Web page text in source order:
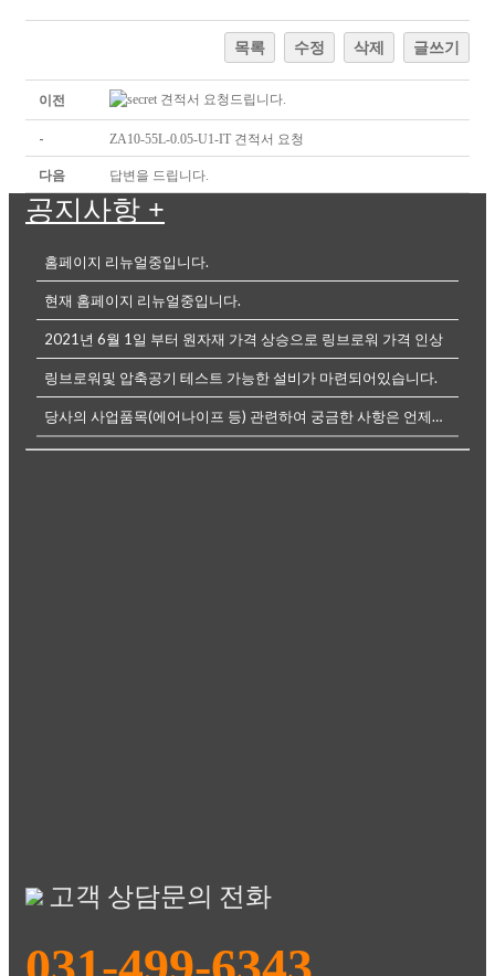
목록 수정 삭제 글쓰기
이전 견적서 요청드립니다.
- ZA10-55L-0.05-U1-IT 견적서 요청
다음 답변을 드립니다.
공지사항 +
홈페이지 리뉴얼중입니다.
현재 홈페이지 리뉴얼중입니다.
2021년 6월 1일 부터 원자재 가격 상승으로 링브로워 가격 인상
링브로워및 압축공기 테스트 가능한 설비가 마련되어있습니다.
당사의 사업품목(에어나이프 등) 관련하여 궁금한 사항은 언제든전화나, 메...
고객 상담문의 전화